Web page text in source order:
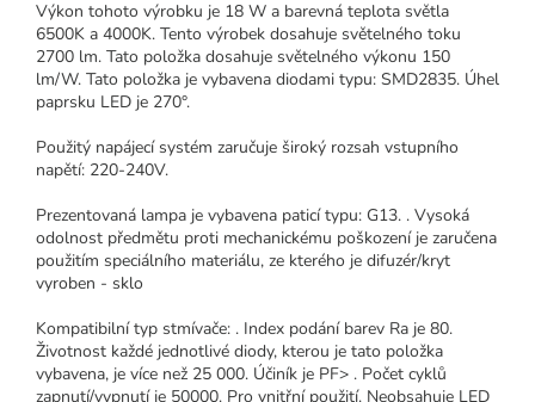
Výkon tohoto výrobku je 18 W a barevná teplota světla
6500K a 4000K. Tento výrobek dosahuje světelného toku
2700 lm. Tato položka dosahuje světelného výkonu 150
lm/W. Tato položka je vybavena diodami typu: SMD2835. Úhel
paprsku LED je 270°.
Použitý napájecí systém zaručuje široký rozsah vstupního
napětí: 220-240V.
Prezentovaná lampa je vybavena paticí typu: G13. . Vysoká
odolnost předmětu proti mechanickému poškození je zaručena
použitím speciálního materiálu, ze kterého je difuzér/kryt
vyroben - sklo
Kompatibilní typ stmívače: . Index podání barev Ra je 80.
Životnost každé jednotlivé diody, kterou je tato položka
vybavena, je více než 25 000. Účiník je PF> . Počet cyklů
zapnutí/vypnutí je 50000. Pro vnitřní použití. Neobsahuje LED